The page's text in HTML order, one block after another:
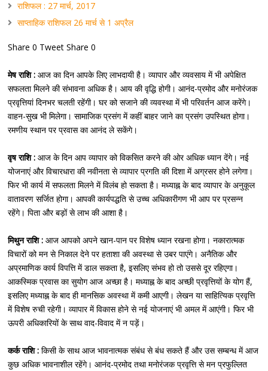
राशिफल : 27 मार्च, 2017
साप्ताहिक राशिफल 26 मार्च से 1 अप्रैल
Share 0 Tweet Share 0
मेष राशि : आज का दिन आपके लिए लाभदायी है। व्यापार और व्यवसाय में भी अपेक्षित
सफलता मिलने की संभावना अधिक है। आय की वृद्धि होगी। आनंद-प्रमोद और मनोरंजक
प्रवृत्तियां दिनभर चलती रहेंगी। घर को सजाने की व्यवस्था में भी परिवर्तन आज करेंगे।
वाहन-सुख भी मिलेगा। सामाजिक प्रसंग में कहीं बाहर जाने का प्रसंग उपस्थित होगा।
रमणीय स्थान पर प्रवास का आनंद ले सकेंगे।
वृष राशि : आज के दिन आप व्यापार को विकसित करने की ओर अधिक ध्यान देंगे। नई
योजनाएं और विचारधारा की नवीनता से व्यापार प्रगति की दिशा में अग्रसर होने लगेगा।
फिर भी कार्य में सफलता मिलने में विलंब हो सकता है। मध्याह्न के बाद व्यापार के अनुकूल
वातावरण सर्जित होगा। आपकी कार्यपद्धति से उच्च अधिकारीगण भी आप पर प्रसन्न
रहेंगे। पिता और बड़ों से लाभ की आशा है।
मिथुन राशि : आज आपको अपने खान-पान पर विशेष ध्यान रखना होगा। नकारात्मक
विचारों को मन से निकाल देने पर हताशा की अवस्था से उबर पाएंगे। अनैतिक और
अप्रमाणिक कार्य विपत्ति में डाल सकता है, इसलिए संभव हो तो उससे दूर रहिएगा।
आकस्मिक प्रवास का सुयोग आज अच्छा है। मध्याह्न के बाद अच्छी प्रवृत्तियों के योग हैं,
इसलिए मध्याह्न के बाद ही मानसिक अवस्था में कमी आएगी। लेखन या साहित्यिक प्रवृत्ति
में विशेष रुची रहेगी। व्यापार में विकास होने से नई योजनाएं भी अमल में आएंगी। फिर भी
ऊपरी अधिकारियों के साथ वाद-विवाद में न पड़ें।
कर्क राशि : किसी के साथ आज भावनात्मक संबंध से बंध सकते हैं और उस सम्बन्ध में आज
कुछ अधिक भावनाशील रहेंगे। आनंद-प्रमोद तथा मनोरंजक प्रवृत्ति से मन प्रफुल्लित